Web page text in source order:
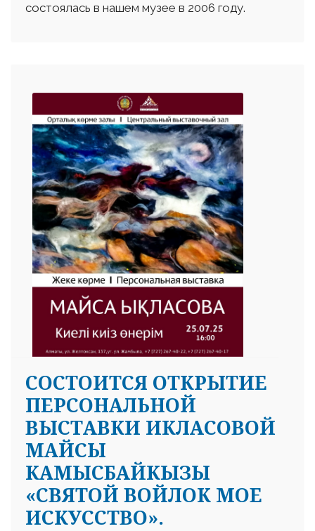
состоялась в нашем музее в 2006 году.
СОСТОИТСЯ ОТКРЫТИЕ
ПЕРСОНАЛЬНОЙ
ВЫСТАВКИ ИКЛАСОВОЙ
МАЙСЫ
КАМЫСБАЙКЫЗЫ
«СВЯТОЙ ВОЙЛОК МОЕ
ИСКУССТВО».